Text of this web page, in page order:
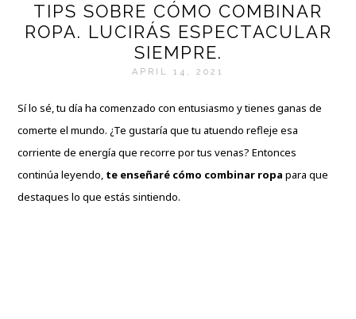
TIPS SOBRE CÓMO COMBINAR
ROPA. LUCIRÁS ESPECTACULAR
SIEMPRE.
APRIL 14, 2021
Sí lo sé, tu día ha comenzado con entusiasmo y tienes ganas de
comerte el mundo. ¿Te gustaría que tu atuendo refleje esa
corriente de energía que recorre por tus venas? Entonces
continúa leyendo, te enseñaré cómo combinar ropa para que
destaques lo que estás sintiendo.